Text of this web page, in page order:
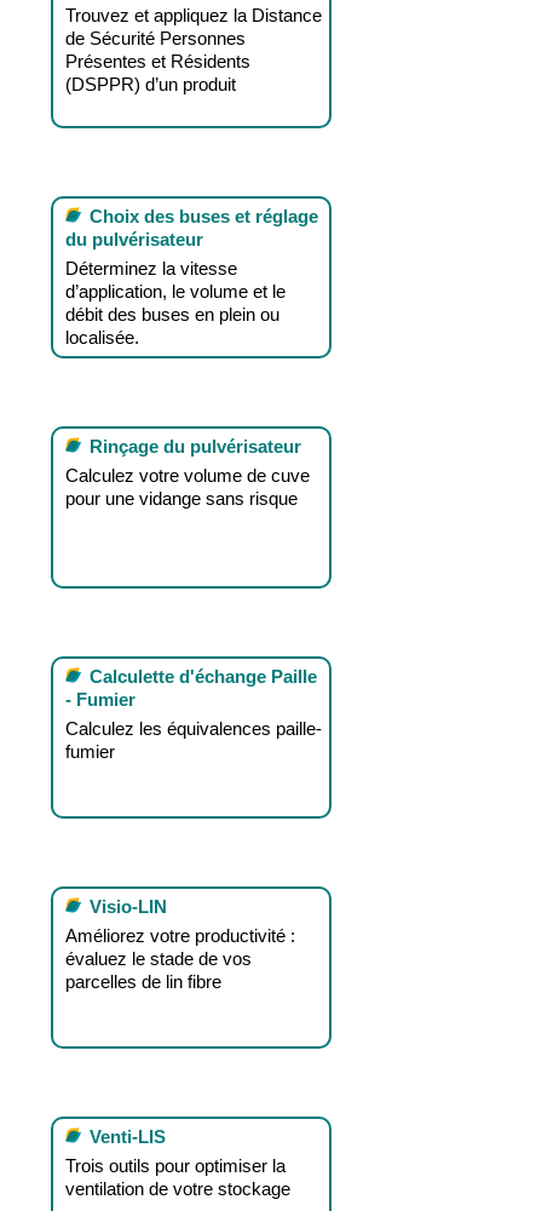
Trouvez et appliquez la Distance
de Sécurité Personnes
Présentes et Résidents
(DSPPR) d’un produit
Choix des buses et réglage
du pulvérisateur
Déterminez la vitesse
d’application, le volume et le
débit des buses en plein ou
localisée.
Rinçage du pulvérisateur
Calculez votre volume de cuve
pour une vidange sans risque
Calculette d'échange Paille
- Fumier
Calculez les équivalences paille-
fumier
Visio-LIN
Améliorez votre productivité :
évaluez le stade de vos
parcelles de lin fibre
Venti-LIS
Trois outils pour optimiser la
ventilation de votre stockage